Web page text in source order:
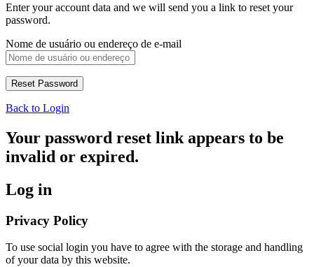
Enter your account data and we will send you a link to reset your
password.
Nome de usuário ou endereço de e-mail
Back to Login
Your password reset link appears to be
invalid or expired.
Log in
Privacy Policy
To use social login you have to agree with the storage and handling
of your data by this website.